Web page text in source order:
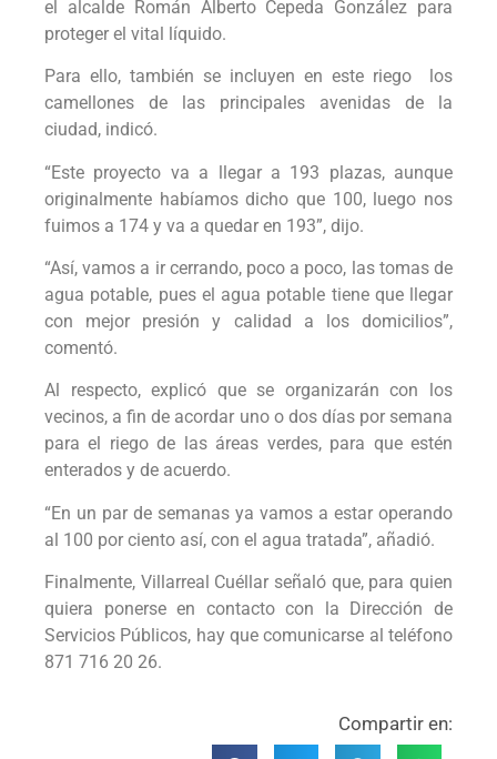
el alcalde Román Alberto Cepeda González para
proteger el vital líquido.
Para ello, también se incluyen en este riego los
camellones de las principales avenidas de la
ciudad, indicó.
“Este proyecto va a llegar a 193 plazas, aunque
originalmente habíamos dicho que 100, luego nos
fuimos a 174 y va a quedar en 193”, dijo.
“Así, vamos a ir cerrando, poco a poco, las tomas de
agua potable, pues el agua potable tiene que llegar
con mejor presión y calidad a los domicilios”,
comentó.
Al respecto, explicó que se organizarán con los
vecinos, a fin de acordar uno o dos días por semana
para el riego de las áreas verdes, para que estén
enterados y de acuerdo.
“En un par de semanas ya vamos a estar operando
al 100 por ciento así, con el agua tratada”, añadió.
Finalmente, Villarreal Cuéllar señaló que, para quien
quiera ponerse en contacto con la Dirección de
Servicios Públicos, hay que comunicarse al teléfono
871 716 20 26.
Compartir en: